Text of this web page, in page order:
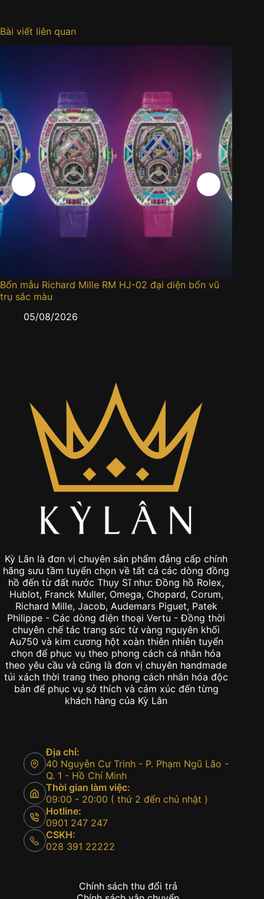
Bài viết liên quan
mẫu Richard Mille RM HJ-02 đại diện bốn vũ
màu
05/08/2026
Kỳ Lân là đơn vị chuyên sản phẩm đẳng cấp chính
hồ đến từ đất nước Thụy Sĩ như: Đồng hồ Rolex,
Hublot, Franck Muller, Omega, Chopard, Corum,
Richard Mille, Jacob, Audemars Piguet, Patek
Philippe - Các dòng điện thoại Vertu - Đồng thời
chuyên chế tác trang sức từ vàng nguyên khối
Au750 và kim cương hột xoàn thiên nhiên tuyển
chọn để phục vụ theo phong cách cá nhân hóa
theo yêu cầu và cũng là đơn vị chuyên handmade
túi xách thời trang theo phong cách nhân hóa độc
bản để phục vụ sở thích và cảm xúc đến từng
khách hàng của Kỳ Lân
Thời gian làm việc:
09:00 - 20:00 ( thứ 2 đến chủ nhật )
Hotline:
0901 247 247
CSKH:
028 391 22222
Chính sách thanh toán